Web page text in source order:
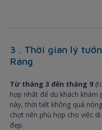
3 . Thời gian lý
Ráng
Từ tháng 3 đến tháng 9
hợp nhất để du khách khám
này, thời tiết không quá
chợt nên phù hợp cho việc
đẹp.